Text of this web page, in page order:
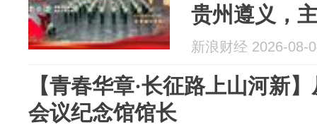
贵州遵义，
新浪财经 2026-08-
【青春华章·长征路上山河新
会议纪念馆馆长